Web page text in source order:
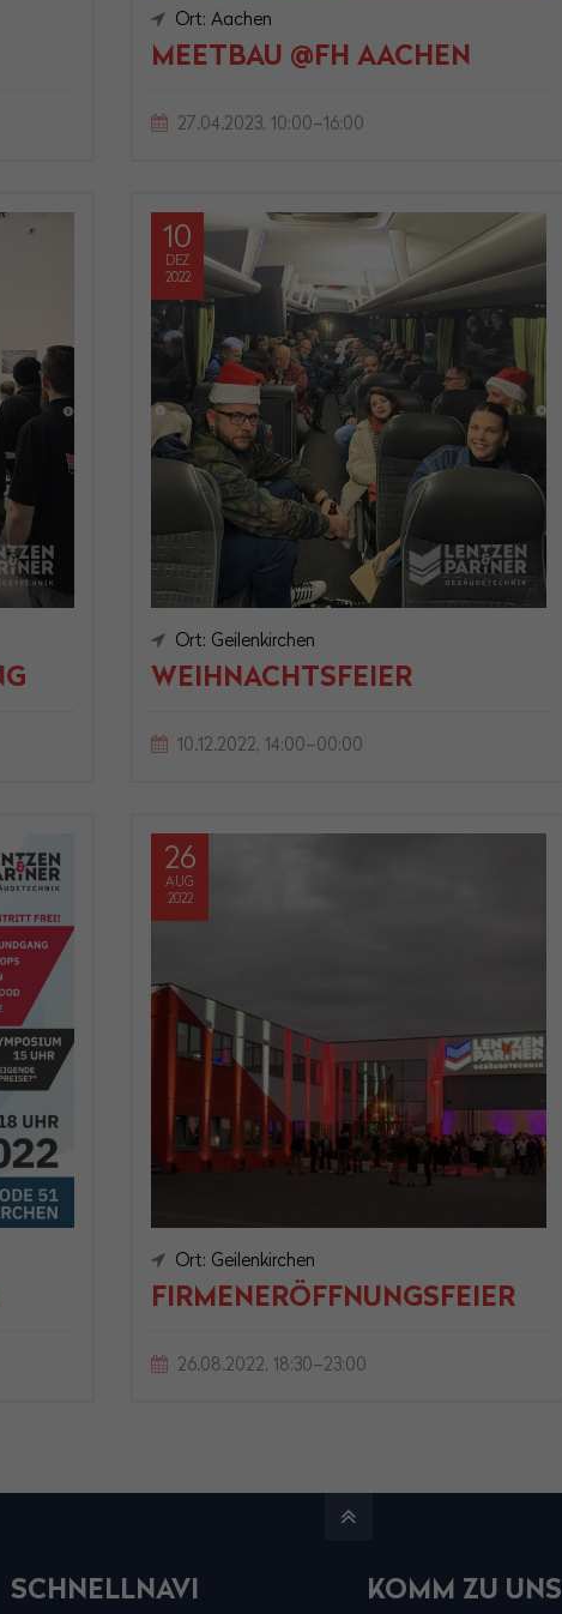
Ort: Aachen
MEETBAU @FH AACHEN
27.04.2023, 10:00–16:00
10
DEZ
2022
Ort: Geilenkirchen
WEIHNACHTSFEIER
10.12.2022, 14:00–00:00
26
AUG
2022
Ort: Geilenkirchen
FIRMENERÖFFNUNGSFEIER
26.08.2022, 18:30–23:00
SCHNELLNAVI KOMM ZU UNS